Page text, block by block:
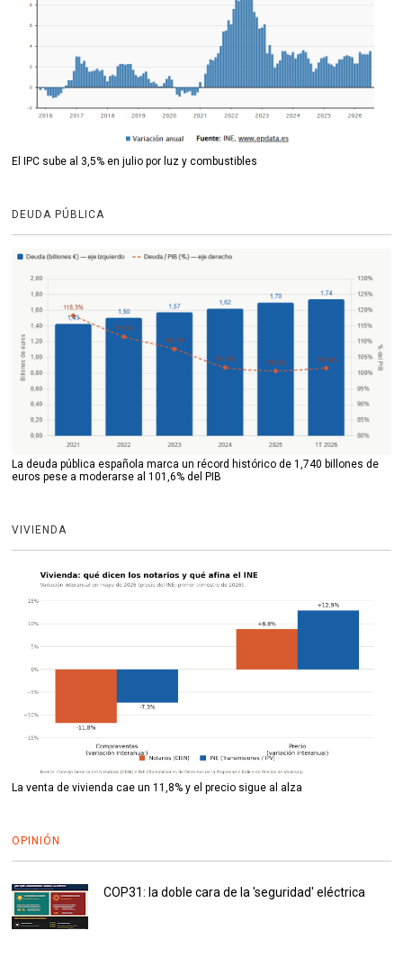
El IPC sube al 3,5% en julio por luz y combustibles
DEUDA PÚBLICA
La deuda pública española marca un récord histórico de 1,740 billones de
euros pese a moderarse al 101,6% del PIB
VIVIENDA
La venta de vivienda cae un 11,8% y el precio sigue al alza
OPINIÓN
COP31: la doble cara de la 'seguridad' eléctrica